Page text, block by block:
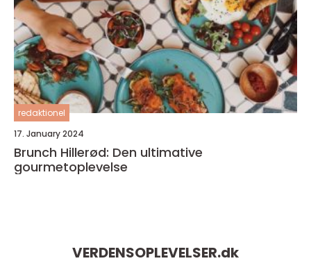
redaktionel
17. January 2024
Brunch Hillerød: Den ultimative
gourmetoplevelse
VERDENSOPLEVELSER.dk